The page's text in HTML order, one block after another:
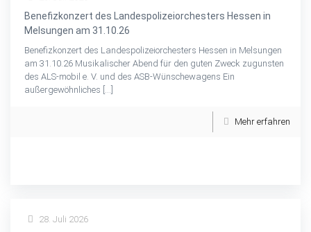
Benefizkonzert des Landespolizeiorchesters Hessen in
Melsungen am 31.10.26
Benefizkonzert des Landespolizeiorchesters Hessen in Melsungen
am 31.10.26 Musikalischer Abend für den guten Zweck zugunsten
des ALS-mobil e. V. und des ASB-Wünschewagens Ein
außergewöhnliches […]
Mehr erfahren
28. Juli 2026